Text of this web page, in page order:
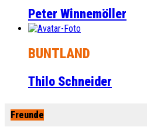
Peter Winnemöller
BUNTLAND
Thilo Schneider
Freunde